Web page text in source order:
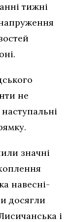
тижні
не
значні
навесні-
досягли
і